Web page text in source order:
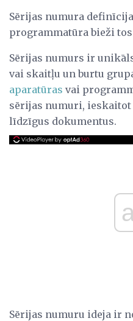
Sērijas numura
programmatūra bieži
Sērijas numurs ir
vai skaitļu un burtu
aparatūras vai
sērijas numuri,
līdzīgus dokumentus.
Sērijas numuru ideja ir